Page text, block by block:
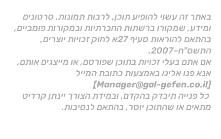
באתר זה עשוי להופיע תוכן, לרבות תמונות, סרטונים
ומידע, שמקורו ברשתות החברתיות ובמקורות פומביים,
בהתאם להוראות סעיף 27א לחוק זכויות יוצרים,
התשס"ח–2007.
אם אתם בעלי זכויות בתוכן שפורסם, או מייצגים אותם,
אנא פנו אלינו באמצעות כתובת המייל
[Manager@gal-gefen.co.il]
כל פנייה תיבדק בהקדם, ובמידת הצורך יינתן קרדיט
מתאים או שהתוכן יוסר, בהתאם לנסיבות.